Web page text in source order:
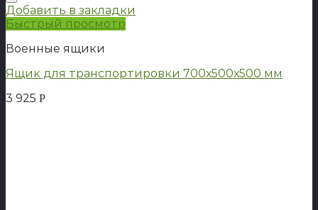
Добавить в закладки
Быстрый просмотр
Военные ящики
Ящик для транспортировки 700х500х500 мм
3 925 Р